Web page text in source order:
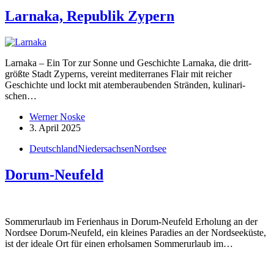
Larnaka, Republik Zypern
Larnaka – Ein Tor zur Sonne und Geschichte Larnaka, die dritt­
größte Stadt Zyperns, vereint mediter­ranes Flair mit reicher
Geschichte und lockt mit atembe­rau­benden Stränden, kulina­ri­
schen…
Werner Noske
3. April 2025
DeutschlandNiedersachsenNordsee
Dorum-Neufeld
Sommer­urlaub im Ferienhaus in Dorum-Neufeld Erholung an der
Nordsee Dorum-Neufeld, ein kleines Paradies an der Nordsee­küste,
ist der ideale Ort für einen erhol­samen Sommer­urlaub im…